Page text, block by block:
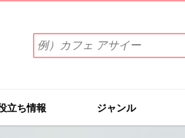
索
ワ
を
入
立ち情報 ジャンル